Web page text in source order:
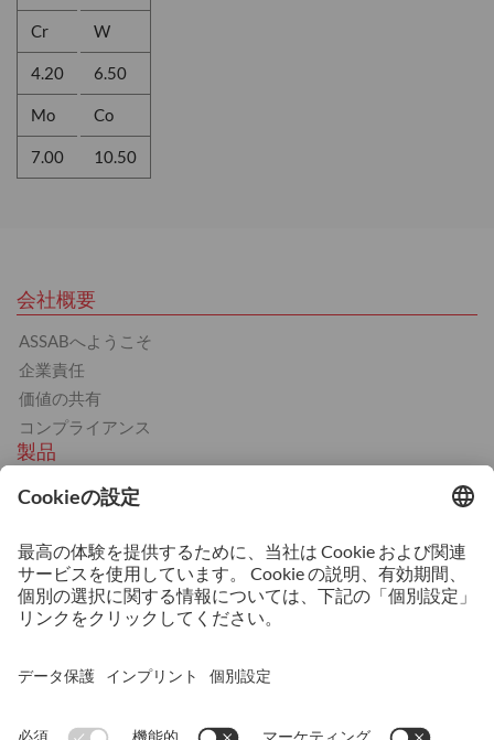
Cr
4.20
Mo
7.00
W
6.50
Co
10.50
会社概要
ASSABへようこそ
企業責任
価値の共有
コンプライアンス
製品
熱間工具鋼
プラスチック金型用鋼
BÖHLER 製品
サービス
機械加工サービス
技術相談および技術サポート